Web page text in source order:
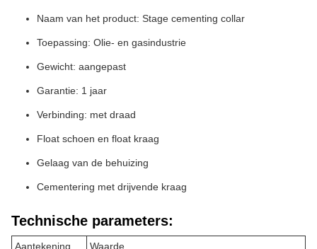
Naam van het product: Stage cementing collar
Toepassing: Olie- en gasindustrie
Gewicht: aangepast
Garantie: 1 jaar
Verbinding: met draad
Float schoen en float kraag
Gelaag van de behuizing
Cementering met drijvende kraag
Technische parameters:
Aantekening
Waarde